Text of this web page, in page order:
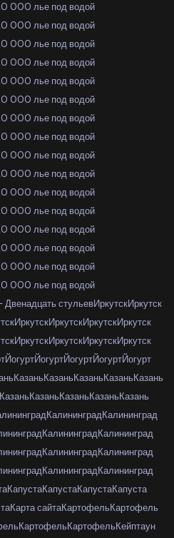
000 лье под водой
000 лье под водой
000 лье под водой
000 лье под водой
000 лье под водой
000 лье под водой
000 лье под водой
000 лье под водой
000 лье под водой
000 лье под водой
000 лье под водой
000 лье под водой
000 лье под водой
000 лье под водой
000 лье под водой
000 лье под водой
стульевИркутскИркутск
ИркутскИркутскИркутскИркутск
ИркутскИркутскИркутскИркутск
ЙогуртЙогуртЙогуртЙогуртЙогурт
КазаньКазаньКазаньКазаньКазань
КазаньКазаньКазаньКазаньКазань
КалининградКалининград
КалининградКалининград
КалининградКалининград
КалининградКалининград
КапустаКапустаКапустаКапуста
Карта сайтаКартофельКартофель
КартофельКартофельКейптаун